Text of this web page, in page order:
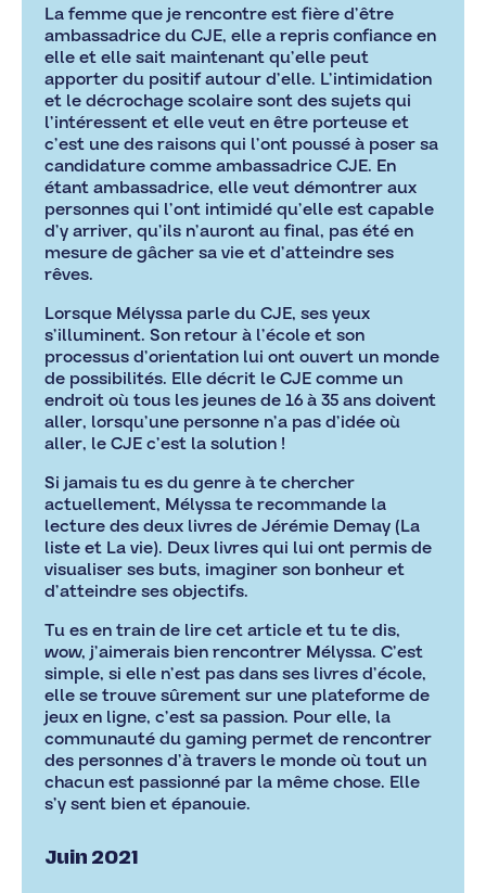
La femme que je rencontre est fière d’être
ambassadrice du CJE, elle a repris confiance en
elle et elle sait maintenant qu’elle peut
apporter du positif autour d’elle. L’intimidation
et le décrochage scolaire sont des sujets qui
l’intéressent et elle veut en être porteuse et
c’est une des raisons qui l’ont poussé à poser sa
candidature comme ambassadrice CJE. En
étant ambassadrice, elle veut démontrer aux
personnes qui l’ont intimidé qu’elle est capable
d’y arriver, qu’ils n’auront au final, pas été en
mesure de gâcher sa vie et d’atteindre ses
rêves.
Lorsque Mélyssa parle du CJE, ses yeux
s’illuminent. Son retour à l’école et son
processus d’orientation lui ont ouvert un monde
de possibilités. Elle décrit le CJE comme un
endroit où tous les jeunes de 16 à 35 ans doivent
aller, lorsqu’une personne n’a pas d’idée où
aller, le CJE c’est la solution !
Si jamais tu es du genre à te chercher
actuellement, Mélyssa te recommande la
lecture des deux livres de Jérémie Demay (La
liste et La vie). Deux livres qui lui ont permis de
visualiser ses buts, imaginer son bonheur et
d’atteindre ses objectifs.
Tu es en train de lire cet article et tu te dis,
wow, j’aimerais bien rencontrer Mélyssa. C’est
simple, si elle n’est pas dans ses livres d’école,
elle se trouve sûrement sur une plateforme de
jeux en ligne, c’est sa passion. Pour elle, la
communauté du gaming permet de rencontrer
des personnes d’à travers le monde où tout un
chacun est passionné par la même chose. Elle
s’y sent bien et épanouie.
Juin 2021